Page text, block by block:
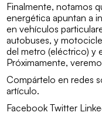
Finalmente, notamos
energética apuntan a
en vehículos
autobuses, y
del metro (eléctrico) y
Próximamente,
Compártelo en redes
artículo.
Facebook Twitter